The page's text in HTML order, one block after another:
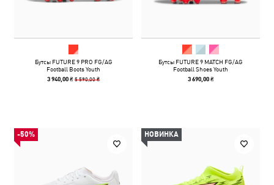
Бутсы FUTURE 9 PRO FG/AG
Football Boots Youth
3 940,00 ₴5 590,00 ₴
Бутсы FUTURE 9 MATCH FG/AG
Football Shoes Youth
3 690,00 ₴
-50% НОВИНКА